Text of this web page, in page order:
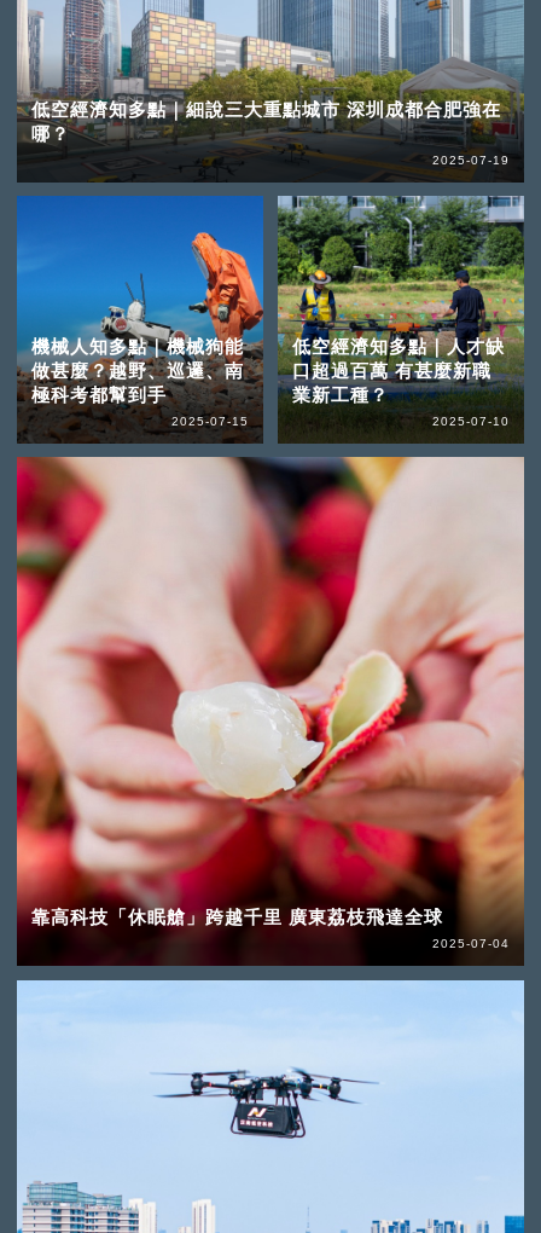
低空經濟知多點｜細說三大重點城市 深圳成都合肥強在
哪？
2025-07-19
機械人知多點｜機械狗能
做甚麼？越野、巡邏、南
極科考都幫到手
2025-07-15
低空經濟知多點｜人才缺
口超過百萬 有甚麼新職
業新工種？
2025-07-10
靠高科技「休眠艙」跨越千里 廣東荔枝飛達全球
2025-07-04